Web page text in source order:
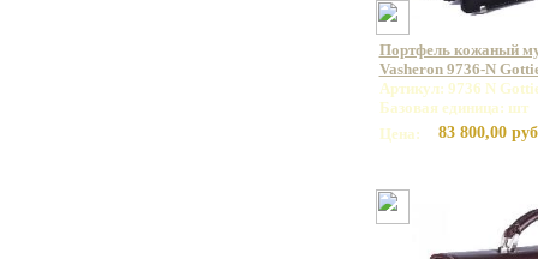
Портфель кожаный
Vasheron 9736-N
Артикул: 9736 N
Базовая единица: шт
Цена:
83 800,00